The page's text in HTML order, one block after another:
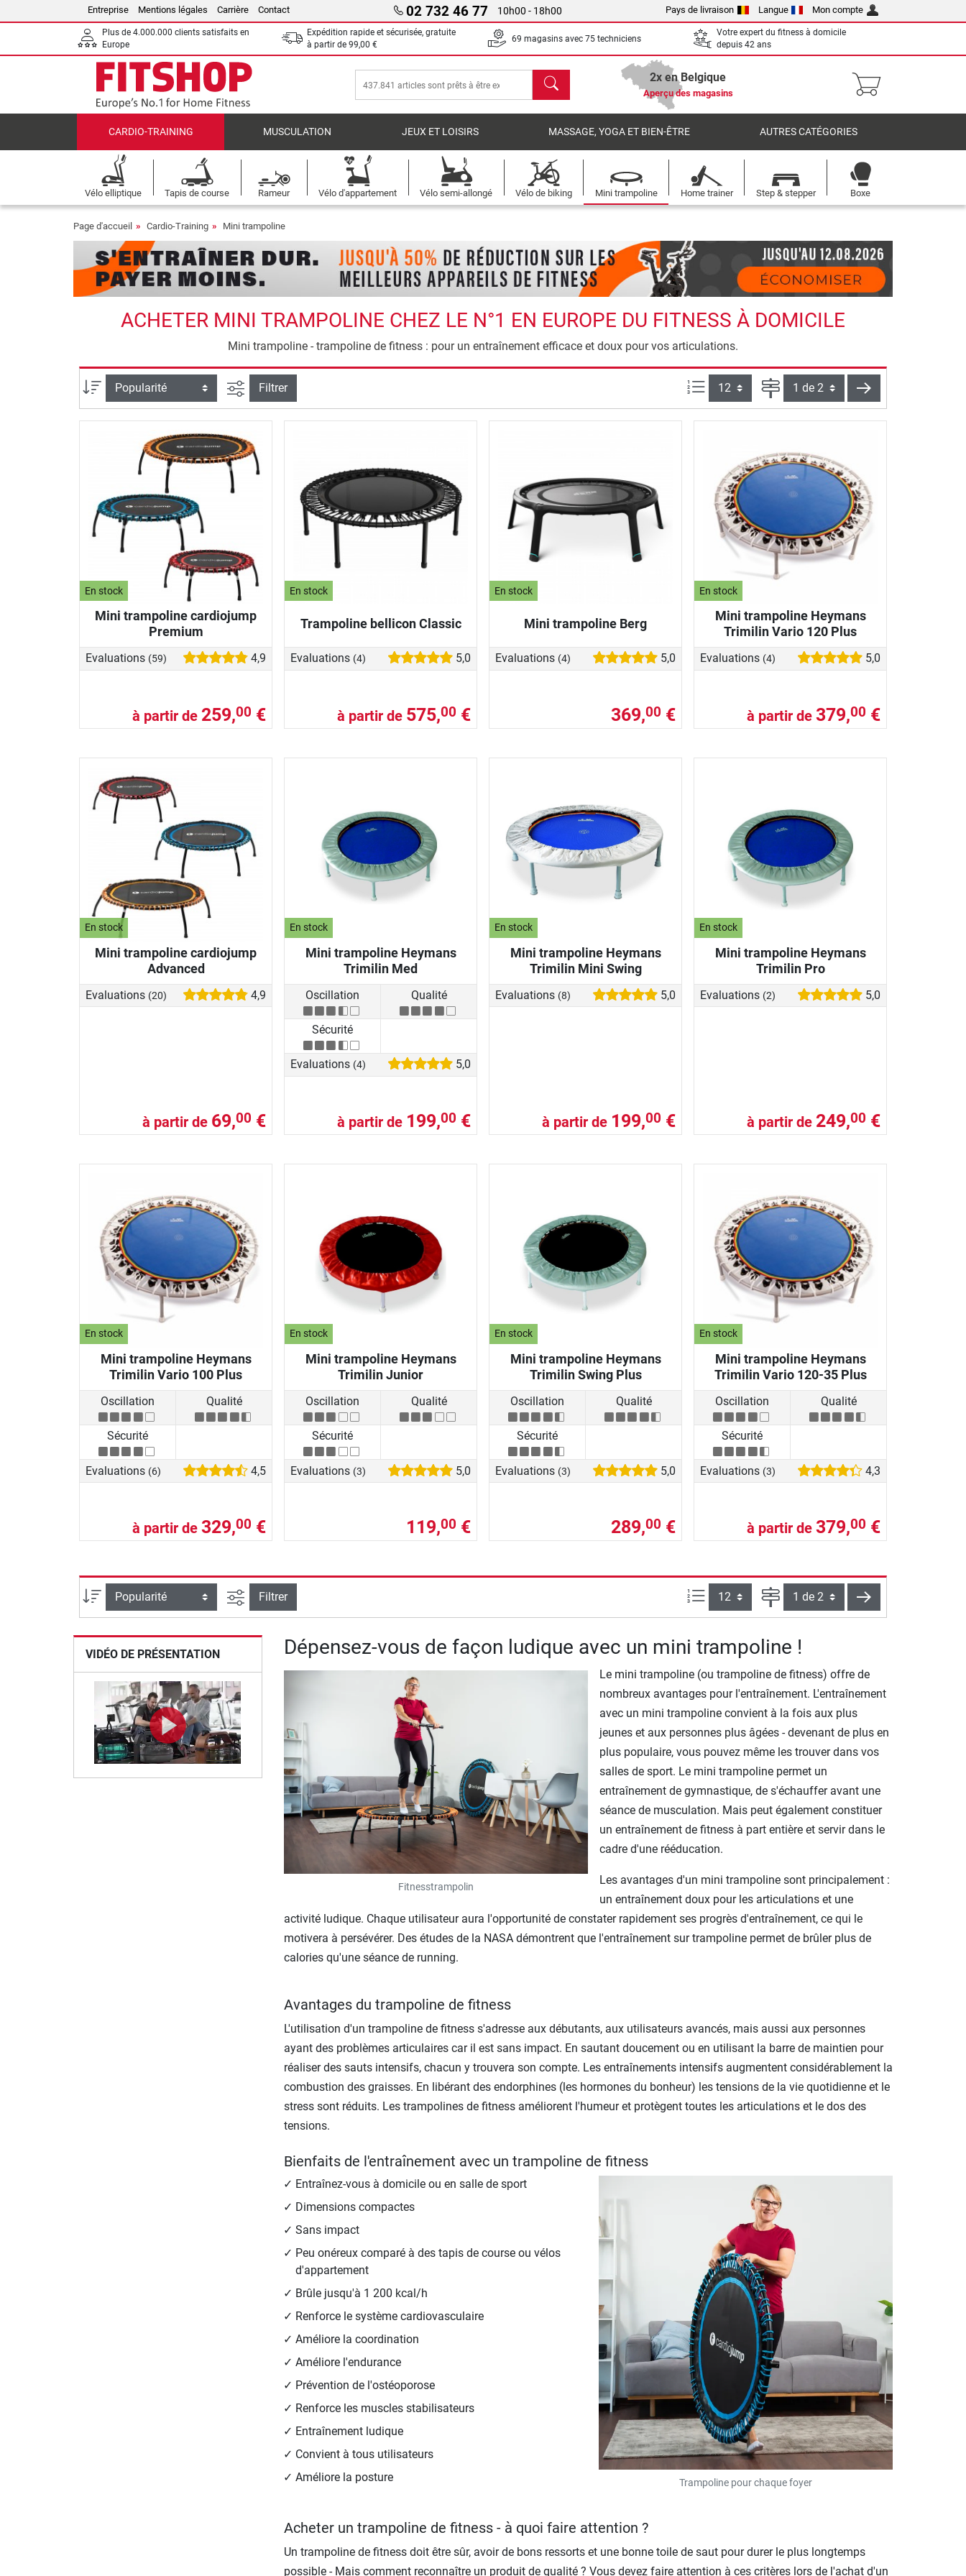
Entreprise Mentions légales Carrière Contact 02 732 46 77 10h00 - 18h00 Pays de livraison Langue Mon compte
Plus de 4.000.000 clients satisfaits en
Europe
Expédition rapide et sécurisée, gratuite
à partir de 99,00 €
69 magasins avec 75 techniciens
Votre expert du fitness à domicile
depuis 42 ans
chercher 2x en Belgique
Aperçu des magasins
CARDIO-TRAINING MUSCULATION JEUX ET LOISIRS MASSAGE, YOGA ET BIEN-ÊTRE AUTRES CATÉGORIES
Vélo elliptique Tapis de course Rameur Vélo d'appartement Vélo semi-allongé Vélo de biking Mini trampoline Home trainer Step & stepper Boxe
Page d'accueil Cardio-Training Mini trampoline
ACHETER MINI TRAMPOLINE CHEZ LE N°1 EN EUROPE DU FITNESS À DOMICILE
Mini trampoline - trampoline de fitness : pour un entraînement efficace et doux pour vos articulations.
Trier par Filtrer la recherche
Filtrer Articles par page :Page continuer
En stock
Mini trampoline cardiojump
Premium
Evaluations (59) 4,9
à partir de 259,00 €
En stock
Trampoline bellicon Classic
Evaluations (4) 5,0
à partir de 575,00 €
En stock
Mini trampoline Berg
Evaluations (4) 5,0
369,00 €
En stock
Mini trampoline Heymans
Trimilin Vario 120 Plus
Evaluations (4) 5,0
à partir de 379,00 €
En stock
Mini trampoline cardiojump
Advanced
Evaluations (20) 4,9
à partir de 69,00 €
En stock
Mini trampoline Heymans
Trimilin Med
Oscillation Qualité
Sécurité
Evaluations (4) 5,0
à partir de 199,00 €
En stock
Mini trampoline Heymans
Trimilin Mini Swing
Evaluations (8) 5,0
à partir de 199,00 €
En stock
Mini trampoline Heymans
Trimilin Pro
Evaluations (2) 5,0
à partir de 249,00 €
En stock
Mini trampoline Heymans
Trimilin Vario 100 Plus
Oscillation Qualité
Sécurité
Evaluations (6) 4,5
à partir de 329,00 €
En stock
Mini trampoline Heymans
Trimilin Junior
Oscillation Qualité
Sécurité
Evaluations (3) 5,0
119,00 €
En stock
Mini trampoline Heymans
Trimilin Swing Plus
Oscillation Qualité
Sécurité
Evaluations (3) 5,0
289,00 €
En stock
Mini trampoline Heymans
Trimilin Vario 120-35 Plus
Oscillation Qualité
Sécurité
Evaluations (3) 4,3
à partir de 379,00 €
Trier par Filtrer la recherche
Filtrer Articles par page :Page continuer
VIDÉO DE PRÉSENTATION Dépensez-vous de façon ludique avec un mini trampoline !
Fitnesstrampolin
Le mini trampoline (ou trampoline de fitness) offre de
nombreux avantages pour l'entraînement. L'entraînement
avec un mini trampoline convient à la fois aux plus
jeunes et aux personnes plus âgées - devenant de plus en
plus populaire, vous pouvez même les trouver dans vos
salles de sport. Le mini trampoline permet un
entraînement de gymnastique, de s'échauffer avant une
séance de musculation. Mais peut également constituer
un entraînement de fitness à part entière et servir dans le
cadre d'une rééducation.
Les avantages d'un mini trampoline sont principalement :
un entraînement doux pour les articulations et une
activité ludique. Chaque utilisateur aura l'opportunité de constater rapidement ses progrès d'entraînement, ce qui le
motivera à persévérer. Des études de la NASA démontrent que l'entraînement sur trampoline permet de brûler plus de
calories qu'une séance de running.
Avantages du trampoline de fitness
L'utilisation d'un trampoline de fitness s'adresse aux débutants, aux utilisateurs avancés, mais aussi aux personnes
ayant des problèmes articulaires car il est sans impact. En sautant doucement ou en utilisant la barre de maintien pour
réaliser des sauts intensifs, chacun y trouvera son compte. Les entraînements intensifs augmentent considérablement la
combustion des graisses. En libérant des endorphines (les hormones du bonheur) les tensions de la vie quotidienne et le
stress sont réduits. Les trampolines de fitness améliorent l'humeur et protègent toutes les articulations et le dos des
tensions.
Bienfaits de l'entraînement avec un trampoline de fitness
Entraînez-vous à domicile ou en salle de sport
Dimensions compactes
Sans impact
Peu onéreux comparé à des tapis de course ou vélos
d'appartement
Brûle jusqu'à 1 200 kcal/h
Renforce le système cardiovasculaire
Améliore la coordination
Améliore l'endurance
Prévention de l'ostéoporose
Renforce les muscles stabilisateurs
Entraînement ludique
Convient à tous utilisateurs
Améliore la posture
Trampoline pour chaque foyer
Acheter un trampoline de fitness - à quoi faire attention ?
Un trampoline de fitness doit être sûr, avoir de bons ressorts et une bonne toile de saut pour durer le plus longtemps
possible - Mais comment reconnaître un produit de qualité ? Vous devez faire attention à ces critères lors de l'achat d'un